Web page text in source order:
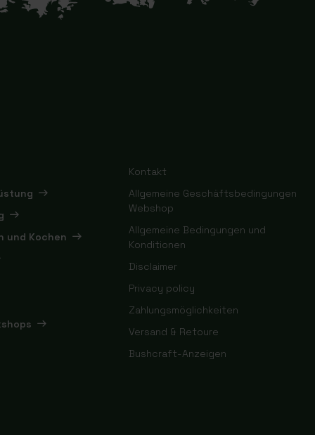
und Kochen
Kontakt
Allgemeine Geschäftsbedingungen
Webshop
Allgemeine Bedingungen und
Konditionen
Disclaimer
Privacy policy
Zahlungsmöglichkeiten
Versand & Retoure
Bushcraft-Anzeigen